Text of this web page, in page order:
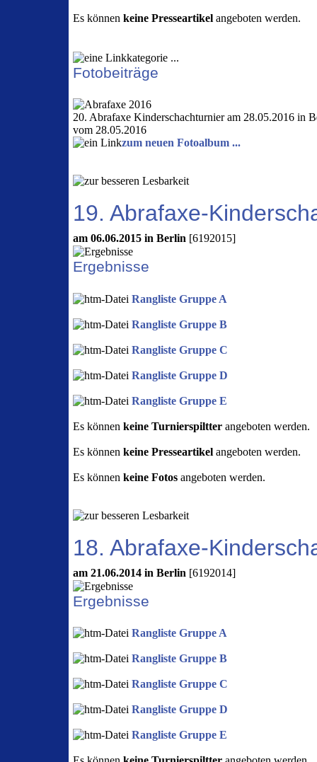
Es könnenkeine Presseartikel angeboten werden.
Fotobeiträge
20. Abrafaxe Kinderschachturnier am 28.05.2016 in
vom 28.05.2016
zum neuen Fotoalbum ...
19. Abrafaxe-
am 06.06.2015 in Berlin [6192015]
Ergebnisse
Rangliste Gruppe A
Rangliste Gruppe B
Rangliste Gruppe C
Rangliste Gruppe D
Rangliste Gruppe E
Es könnenkeine Turnierspiltter angeboten werden.
Es könnenkeine Presseartikel angeboten werden.
Es könnenkeine Fotos angeboten werden.
18. Abrafaxe-
am 21.06.2014 in Berlin [6192014]
Ergebnisse
Rangliste Gruppe A
Rangliste Gruppe B
Rangliste Gruppe C
Rangliste Gruppe D
Rangliste Gruppe E